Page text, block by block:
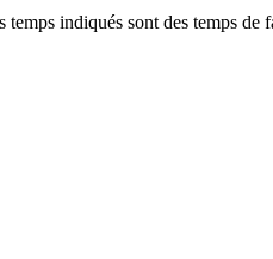
indiqués sont des temps